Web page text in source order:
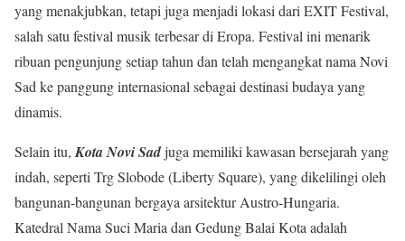
yang menakjubkan, tetapi juga menjadi lokasi dari EXIT Festival,
salah satu festival musik terbesar di Eropa. Festival ini menarik
ribuan pengunjung setiap tahun dan telah mengangkat nama Novi
Sad ke panggung internasional sebagai destinasi budaya yang
dinamis.
Selain itu, Kota Novi Sadjuga memiliki kawasan bersejarah yang
indah, seperti Trg Slobode (Liberty Square), yang dikelilingi oleh
bangunan-bangunan bergaya arsitektur Austro-Hungaria.
Katedral Nama Suci Maria dan Gedung Balai Kota adalah